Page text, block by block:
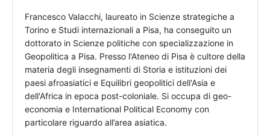
Francesco Valacchi, laureato in Scienze strategiche a
Torino e Studi internazionali a Pisa, ha conseguito un
dottorato in Scienze politiche con specializzazione in
Geopolitica a Pisa. Presso l'Ateneo di Pisa è cultore della
materia degli insegnamenti di Storia e istituzioni dei
paesi afroasiatici e Equilibri geopolitici dell'Asia e
dell'Africa in epoca post-coloniale. Si occupa di geo-
economia e International Political Economy con
particolare riguardo all’area asiatica.